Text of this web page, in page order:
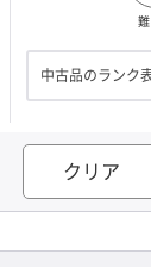
中古品のランク
クリア